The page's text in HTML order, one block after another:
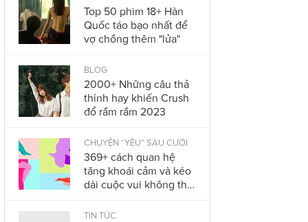
Top 50 phim 18+ Hàn
Quốc táo bạo nhất để
vợ chồng thêm "lửa"
BLOG
2000+ Những câu thả
thính hay khiến Crush
đổ rầm rầm 2023
CHUYỆN “YÊU” SAU CƯỚI
369+ cách quan hệ
tăng khoái cảm và kéo
dài cuộc vui không thể
2023
TIN TỨC